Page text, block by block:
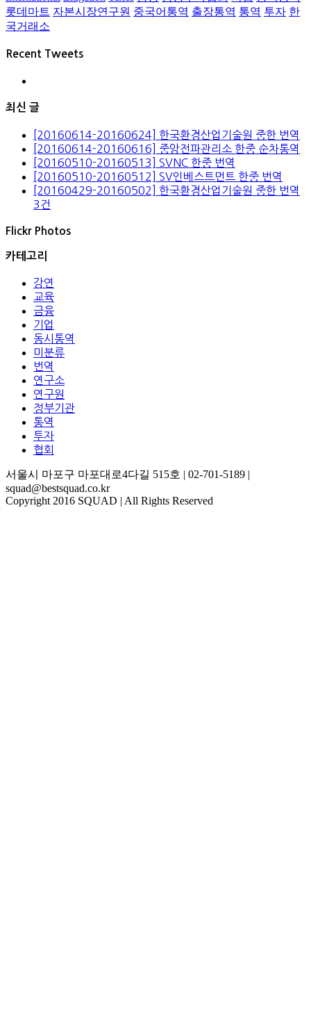
롯데마트 자본시장연구원 중국어통역 출장통역 통역 투자 한
국거래소
Recent Tweets
최신 글
[20160614-20160624] 한국환경산업기술원 중한 번역
[20160614-20160616] 중앙전파관리소 한중 순차통역
[20160510-20160513] SVNC 한중 번역
[20160510-20160512] SV인베스트먼트 한중 번역
[20160429-20160502] 한국환경산업기술원 중한 번역
3건
Flickr Photos
카테고리
강연
교육
금융
기업
동시통역
미분류
번역
연구소
연구원
정부기관
통역
투자
협회
서울시 마포구 마포대로4다길 515호 | 02-701-5189 |
squad@bestsquad.co.kr
Copyright 2016 SQUAD | All Rights Reserved